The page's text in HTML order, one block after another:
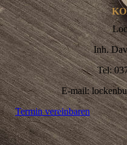
Inh.
Tel:
E-mail:
Termin vereinbaren